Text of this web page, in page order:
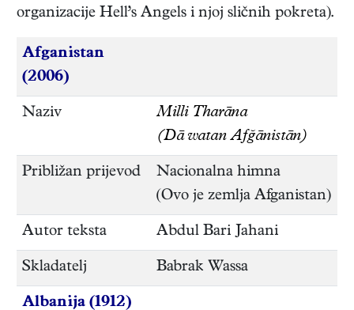
organizacije Hell’s Angels i njoj sličnih pokreta).
Afganistan
(2006)
Naziv
Milli Tharāna
(Dā watan Afğānistān)
Približan prijevod
Nacionalna himna
(Ovo je zemlja Afganistan)
Autor teksta Abdul Bari Jahani
Skladatelj Babrak Wassa
Albanija (1912)